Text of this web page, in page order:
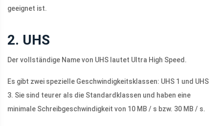
geeignet ist.
2. UHS
Der vollständige Name von UHS lautet Ultra High Speed.
Es gibt zwei spezielle Geschwindigkeitsklassen: UHS 1 und UHS
3. Sie sind teurer als die Standardklassen und haben eine
minimale Schreibgeschwindigkeit von 10 MB / s bzw. 30 MB / s.